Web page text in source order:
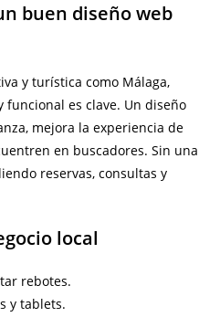
buen diseño web
y turística como Málaga,
es clave. Un diseño
mejora la experiencia de
en buscadores. Sin una
reservas, consultas y
local
rebotes.
y tablets.